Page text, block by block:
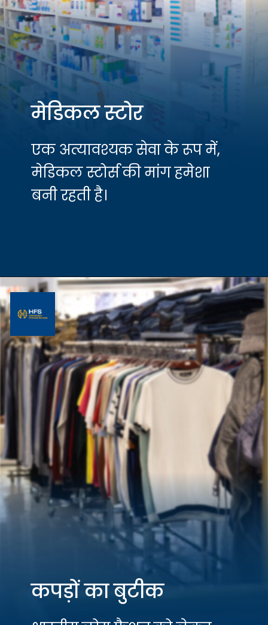
मेडिकल स्टोर
एक अत्यावश्यक सेवा के रूप में,
मेडिकल स्टोर्स की मांग हमेशा
बनी रहती है।
Opening https://hfs.in/10-best-retail-business-in-india-2021-22/
कपड़ों का बुटीक